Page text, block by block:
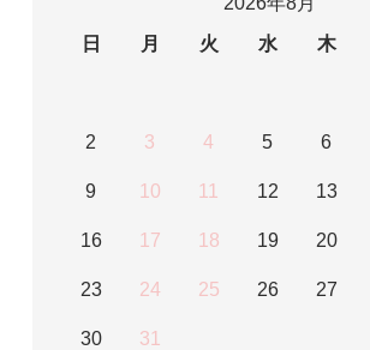
日
月 火 水 木
2 3 4 5 6
9 10 11 12 13
16 17 18 19 20
23 24 25 26 27
30 31